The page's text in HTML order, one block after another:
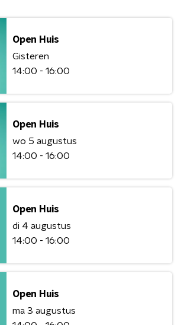
Open Huis
Gisteren
14:00 - 16:00
Open Huis
wo 5 augustus
14:00 - 16:00
Open Huis
di 4 augustus
14:00 - 16:00
Open Huis
ma 3 augustus